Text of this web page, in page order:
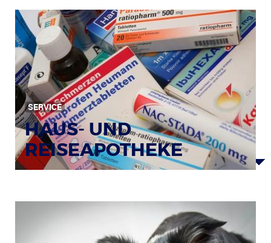
SERVICE
HAUS- UND
REISEAPOTHEKE